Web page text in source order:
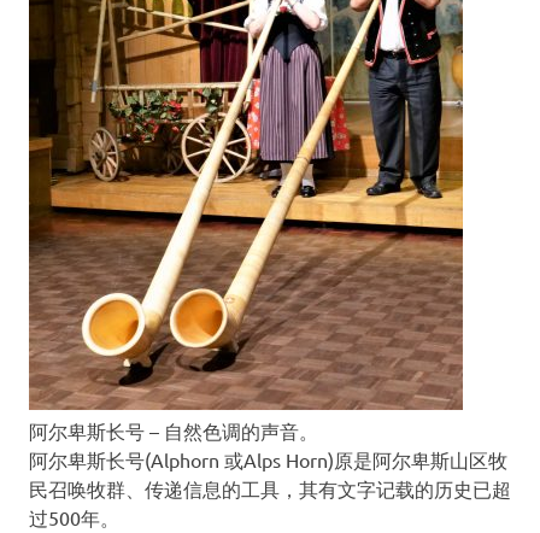
阿尔卑斯长号 – 自然色调的声音。
阿尔卑斯长号(Alphorn 或Alps Horn)原是阿尔卑斯山区牧
民召唤牧群、传递信息的工具，其有文字记载的历史已超
过500年。